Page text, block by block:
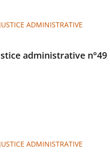
administrative n°49
ADMINISTRATIVE
ADMINISTRATIVE